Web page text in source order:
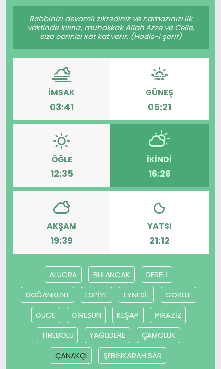
Rabbinizi devamlı zikrediniz ve namazınızı ilk
vaktinde kılınız, muhakkak Allah Azze ve Celle,
size ecrinizi kat kat verir. (Hadis-i şerif)
İMSAK
03:41
GÜNEŞ
05:21
ÖĞLE
12:35
İKINDI
16:26
AKŞAM
19:39
YATSI
21:12
ALUCRA BULANCAK
DERELİ
DOĞANKENT
ESPİYE EYNESİL
GÖRELE
GÜCE
GİRESUN KEŞAP
PİRAZİZ
TİREBOLU
YAĞLIDERE
ÇAMOLUK
ÇANAKÇI
ŞEBİNKARAHİSAR
Gündem
KKTC
KKTC YEREL SEÇİM 2018
Kültür Sanat
Magazin
Moda
Nöbetçi Eczaneler
Otomobil Dünyası
SAĞLIK
Spor
Teknoloji
TÜRKiYE
Video Galeri